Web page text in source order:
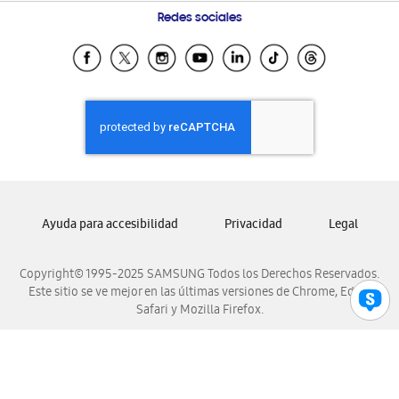
Preguntas Frecuentes
Samsung Costa Rica
Samsung Ecuador
Samsung El Salvador
Samsung Guatemala
Samsung Honduras
Samsung Nicaragua
Samsung Venezuela
Redes sociales
Copyright© 1995-2025 SAMSUNG Todos los Derechos Reservados.
Este sitio se ve mejor en las últimas versiones de Chrome, Edge,
Safari y Mozilla Firefox.
Ayuda para accesibilidad Privacidad Legal